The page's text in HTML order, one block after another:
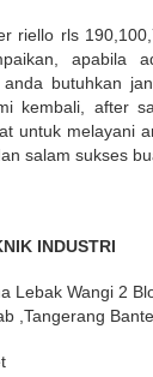
riello rls
apabila
butuhkan
kembali, after
untuk melayani
salam sukses
INDUSTRI
Lebak Wangi 2
,Tangerang